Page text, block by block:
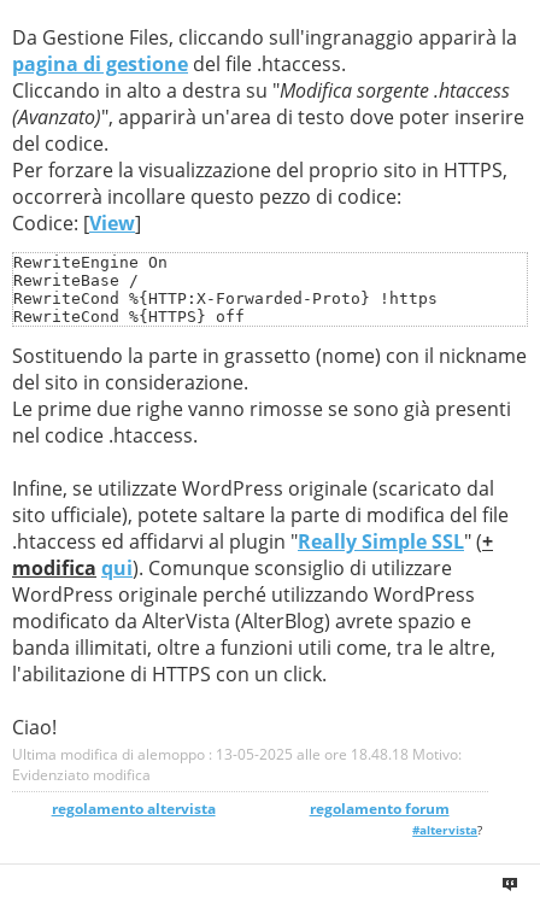
Da Gestione Files, cliccando sull'ingranaggio apparirà la
pagina di gestione del file .htaccess.
Cliccando in alto a destra su "Modifica sorgente .htaccess
(Avanzato)", apparirà un'area di testo dove poter inserire
del codice.
Per forzare la visualizzazione del proprio sito in HTTPS,
occorrerà incollare questo pezzo di codice:
Codice: [View]
RewriteEngine On
RewriteBase /
RewriteCond %{HTTP:X-Forwarded-Proto} !https
RewriteCond %{HTTPS} off
Sostituendo la parte in grassetto (nome) con il nickname
del sito in considerazione.
Le prime due righe vanno rimosse se sono già presenti
nel codice .htaccess.
Infine, se utilizzate WordPress originale (scaricato dal
sito ufficiale), potete saltare la parte di modifica del file
.htaccess ed affidarvi al plugin "Really Simple SSL" (+
modifica qui). Comunque sconsiglio di utilizzare
WordPress originale perché utilizzando WordPress
modificato da AlterVista (AlterBlog) avrete spazio e
banda illimitati, oltre a funzioni utili come, tra le altre,
l'abilitazione di HTTPS con un click.
Ciao!
Ultima modifica di alemoppo : 13-05-2025 alle ore 18.48.18 Motivo:
Evidenziato modifica
regolamento altervista_______________ regolamento forum
#altervista?